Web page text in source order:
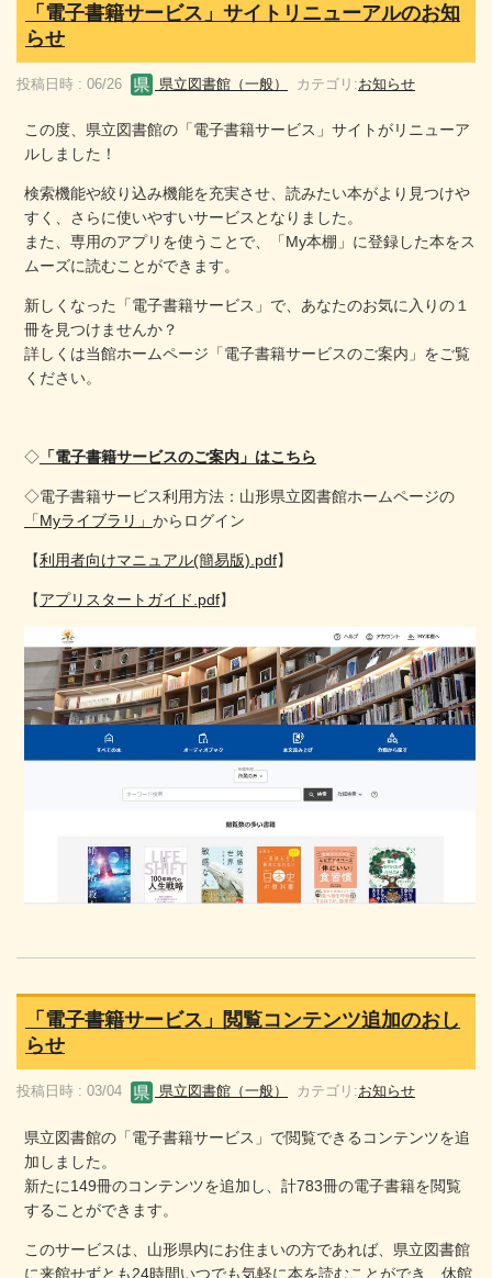
「電子書籍サービス」サイトリニューアルのお知
らせ
投稿日時 : 06/26 県立図書館（一般） カテゴリ:お知らせ
この度、県立図書館の「電子書籍サービス」サイトがリニューア
ルしました！
検索機能や絞り込み機能を充実させ、読みたい本がより見つけや
すく、さらに使いやすいサービスとなりました。
また、専用のアプリを使うことで、「My本棚」に登録した本をス
ムーズに読むことができます。
新しくなった「電子書籍サービス」で、あなたのお気に入りの１
冊を見つけませんか？
詳しくは当館ホームページ「電子書籍サービスのご案内」をご覧
ください。
◇ 「電子書籍サービスのご案内」はこちら
◇電子書籍サービス利用方法：山形県立図書館ホームページの
「Myライブラリ」 からログイン
【利用者向けマニュアル(簡易版).pdf】
【アプリスタートガイド.pdf】
「電子書籍サービス」閲覧コンテンツ追加のおし
らせ
投稿日時 : 03/04 県立図書館（一般） カテゴリ:お知らせ
県立図書館の「電子書籍サービス」で閲覧できるコンテンツを追
加しました。
新たに149冊のコンテンツを追加し、計783冊の電子書籍を閲覧
することができます。
このサービスは、山形県内にお住まいの方であれば、県立図書館
に来館せずとも24時間いつでも気軽に本を読むことができ、休館